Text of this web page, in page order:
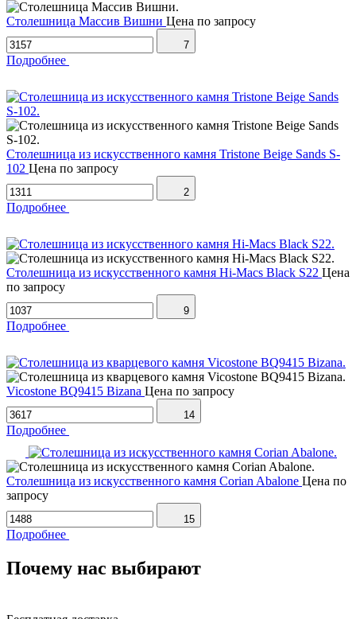
Столешница Массив Вишни Цена по запросу
7
Подробнее
Столешница из искусственного камня Tristone Beige Sands S-
102 Цена по запросу
2
Подробнее
Столешница из искусственного камня Hi-Macs Black S22 Цена
по запросу
9
Подробнее
Vicostone BQ9415 Bizana Цена по запросу
14
Подробнее
Столешница из искусственного камня Corian Abalone Цена по
запросу
15
Подробнее
Почему нас выбирают